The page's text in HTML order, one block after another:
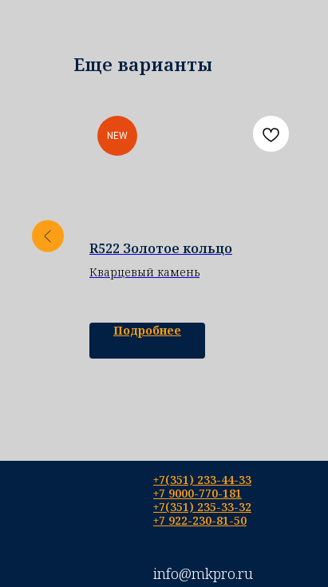
Еще варианты
NEW
R522 Золотое кольцо
Кварцевый камень
Подробнее
+7(351) 233-44-33
+7 9000-770-181
+7(351) 235-33-32
+7 922-230-81-50
info@mkpro.ru